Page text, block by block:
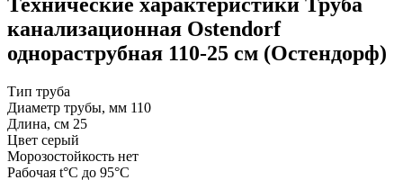
канализационная Ostendorf
однораструбная 110-25 см (Остендорф)
Тип труба
Диаметр трубы, мм 110
Длина, см 25
Цвет серый
Морозостойкость нет
Рабочая t°C до 95°C